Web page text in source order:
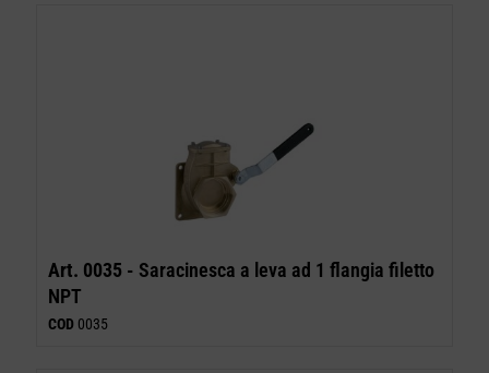
Art. 0035 - Saracinesca a leva ad 1 flangia filetto
NPT
COD 0035